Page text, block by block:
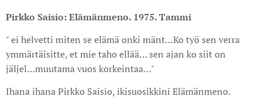
Pirkko Saisio: Elämänmeno. 1975. Tammi
" ei helvetti miten se elämä onki mänt…Ko työ sen verra
ymmärtäisitte, et mie taho ellää… sen ajan ko siit on
jäljel…muutama vuos korkeintaa…"
Ihana ihana Pirkko Saisio, ikisuosikkini Elämänmeno.